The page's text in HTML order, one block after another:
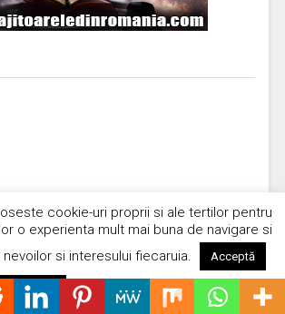
Extratereştrii se joacă cu spaţiu-
15/11/2022
Spread the loveConform oamenilor
de ştiinţă, o civilizaţie extraterestră
cookie-uri proprii si ale tertilor pentru
o experienta mult mai buna de navigare si
si interesului fiecaruia.
Acceptă
Respinge Citește mai mult